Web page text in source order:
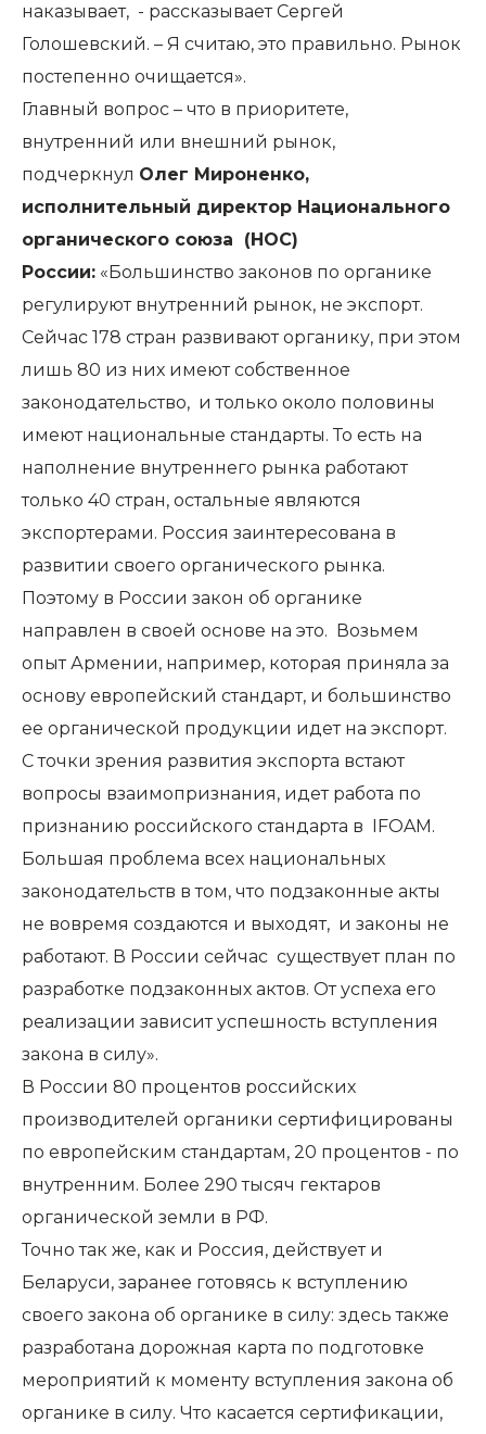
наказывает, - рассказывает Сергей
Голошевский. – Я считаю, это правильно. Рынок
постепенно очищается».
Главный вопрос – что в приоритете,
внутренний или внешний рынок,
подчеркнул Олег Мироненко,
исполнительный директор Национального
органического союза (НОС)
России: «Большинство законов по органике
регулируют внутренний рынок, не экспорт.
Сейчас 178 стран развивают органику, при этом
лишь 80 из них имеют собственное
законодательство, и только около половины
имеют национальные стандарты. То есть на
наполнение внутреннего рынка работают
только 40 стран, остальные являются
экспортерами. Россия заинтересована в
развитии своего органического рынка.
Поэтому в России закон об органике
направлен в своей основе на это. Возьмем
опыт Армении, например, которая приняла за
основу европейский стандарт, и большинство
ее органической продукции идет на экспорт.
С точки зрения развития экспорта встают
вопросы взаимопризнания, идет работа по
признанию российского стандарта в IFOAM.
Большая проблема всех национальных
законодательств в том, что подзаконные акты
не вовремя создаются и выходят, и законы не
работают. В России сейчас существует план по
разработке подзаконных актов. От успеха его
реализации зависит успешность вступления
закона в силу».
В России 80 процентов российских
производителей органики сертифицированы
по европейским стандартам, 20 процентов - по
внутренним. Более 290 тысяч гектаров
органической земли в РФ.
Точно так же, как и Россия, действует и
Беларуси, заранее готовясь к вступлению
своего закона об органике в силу: здесь также
разработана дорожная карта по подготовке
мероприятий к моменту вступления закона об
органике в силу. Что касается сертификации,